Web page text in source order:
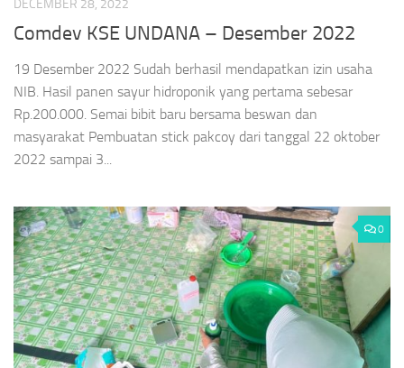
DECEMBER 28, 2022
Comdev KSE UNDANA – Desember 2022
19 Desember 2022 Sudah berhasil mendapatkan izin usaha
NIB. Hasil panen sayur hidroponik yang pertama sebesar
Rp.200.000. Semai bibit baru bersama beswan dan
masyarakat Pembuatan stick pakcoy dari tanggal 22 oktober
2022 sampai 3...
0